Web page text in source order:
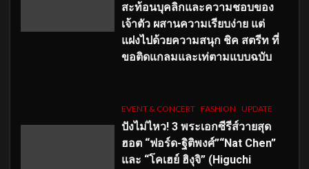
สะท้อนบุคลิกและความชอบของ
เจ้าตัว ผสานความเรียบง่าย แต่
แฝงไปด้วยความสนุก ชิค สตรีท ที่
ขอติดแกลมและเท่ตามแบบฉบับ
EVENT & CONCERT FASHION UPDATE
ปังไม่ไหว! 3 พระเอกซีรีส์วายสุด
ฮอต “ฟอร์ด-ฐิติพงศ์”“Nat Chen”
และ “โคเฮย์ ฮิงุจิ” (Higuchi